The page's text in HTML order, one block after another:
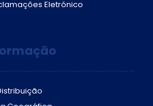
Eletrónico